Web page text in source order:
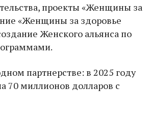
проекты «Женщины за
«Женщины за здоровье
Женского альянса по
партнерстве: в 2025 году
70 миллионов долларов с